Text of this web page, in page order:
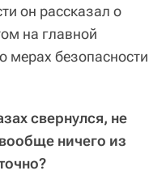
он рассказал о
на главной
мерах безопасности
свернулся, не
ничего из